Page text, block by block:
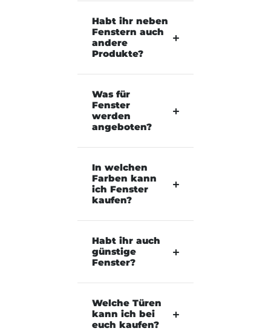
Habt ihr neben
Fenstern auch
andere
Produkte?
Was für
Fenster
werden
angeboten?
In welchen
Farben kann
ich Fenster
kaufen?
Habt ihr auch
günstige
Fenster?
Welche Türen
kann ich bei
euch kaufen?